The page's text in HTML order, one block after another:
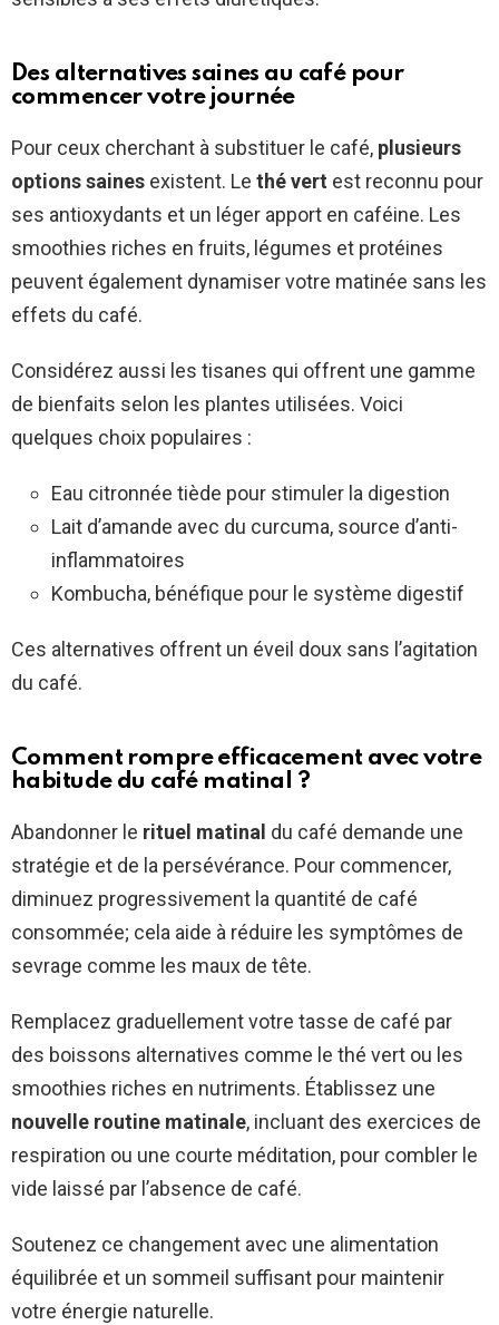
Des alternatives saines au café pour
commencer votre journée
Pour ceux cherchant à substituer le café, plusieurs
options saines existent. Le thé vert est reconnu pour
ses antioxydants et un léger apport en caféine. Les
smoothies riches en fruits, légumes et protéines
peuvent également dynamiser votre matinée sans les
effets du café.
Considérez aussi les tisanes qui offrent une gamme
de bienfaits selon les plantes utilisées. Voici
quelques choix populaires :
Eau citronnée tiède pour stimuler la digestion
Lait d’amande avec du curcuma, source d’anti-
inflammatoires
Kombucha, bénéfique pour le système digestif
Ces alternatives offrent un éveil doux sans l’agitation
du café.
Comment rompre efficacement avec votre
habitude du café matinal ?
Abandonner le rituel matinal du café demande une
stratégie et de la persévérance. Pour commencer,
diminuez progressivement la quantité de café
consommée; cela aide à réduire les symptômes de
sevrage comme les maux de tête.
Remplacez graduellement votre tasse de café par
des boissons alternatives comme le thé vert ou les
smoothies riches en nutriments. Établissez une
nouvelle routine matinale, incluant des exercices de
respiration ou une courte méditation, pour combler le
vide laissé par l’absence de café.
Soutenez ce changement avec une alimentation
équilibrée et un sommeil suffisant pour maintenir
votre énergie naturelle.